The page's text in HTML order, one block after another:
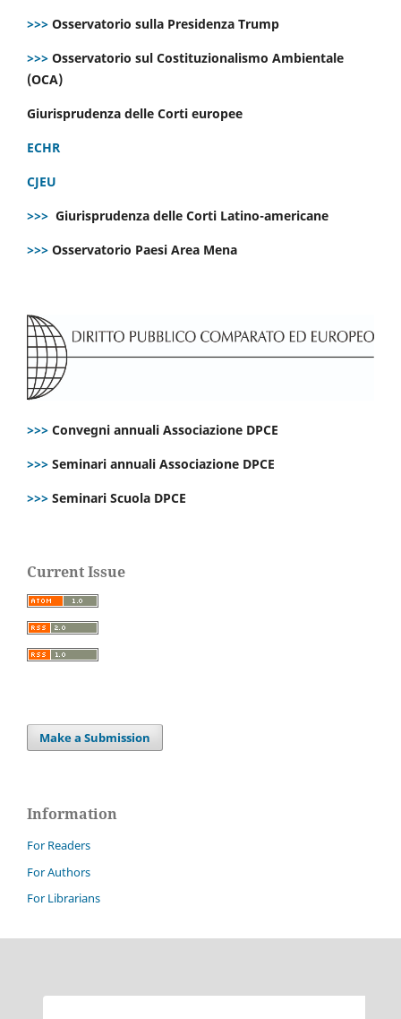
>>> Osservatorio sulla Presidenza Trump
>>> Osservatorio sul Costituzionalismo Ambientale
(OCA)
Giurisprudenza delle Corti europee
ECHR
CJEU
>>> Giurisprudenza delle Corti Latino-americane
>>> Osservatorio Paesi Area Mena
>>> Convegni annuali Associazione DPCE
>>> Seminari annuali Associazione DPCE
>>> Seminari Scuola DPCE
Current Issue
Make a Submission
Information
For Readers
For Authors
For Librarians